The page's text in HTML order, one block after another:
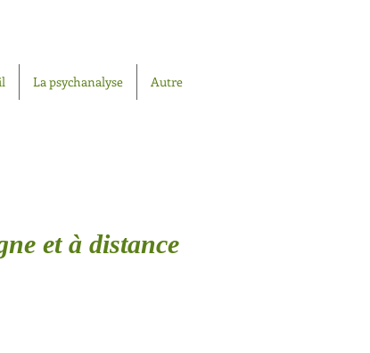
La psychanalyse Autre
et à distance